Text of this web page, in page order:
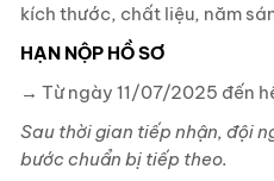
kích thước, chất liệu, năm
HẠN NỘP HỒ SƠ
→ Từ ngày 11/07/2025 đến
Sau thời gian tiếp nhận, đội
bước chuẩn bị tiếp theo.